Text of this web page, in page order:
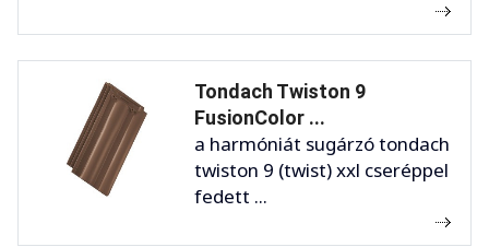
Tondach Twiston 9
FusionColor ...
a harmóniát sugárzó tondach
twiston 9 (twist) xxl cseréppel
fedett ...